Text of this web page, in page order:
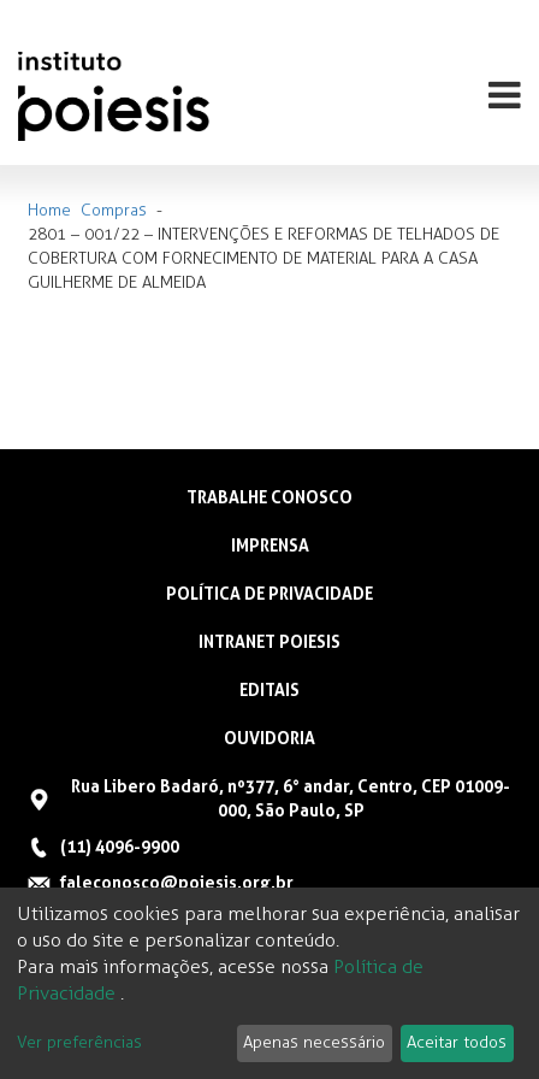
Home Compras -
2801 – 001/22 – INTERVENÇÕES E REFORMAS DE TELHADOS DE
COBERTURA COM FORNECIMENTO DE MATERIAL PARA A CASA
GUILHERME DE ALMEIDA
TRABALHE CONOSCO
IMPRENSA
POLÍTICA DE PRIVACIDADE
INTRANET POIESIS
EDITAIS
OUVIDORIA
Rua Libero Badaró, nº377, 6° andar, Centro, CEP 01009-
000, São Paulo, SP
(11) 4096-9900
faleconosco@poiesis.org.br
Utilizamos cookies para melhorar sua experiência, analisar
o uso do site e personalizar conteúdo.
Para mais informações, acesse nossa Política de
Privacidade .
Ver preferências Apenas necessário Aceitar todos